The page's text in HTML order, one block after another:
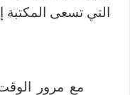
التي تسعى المكتبة
مع مرور